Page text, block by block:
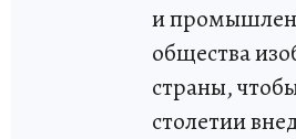
и
общества
страны,
столетии